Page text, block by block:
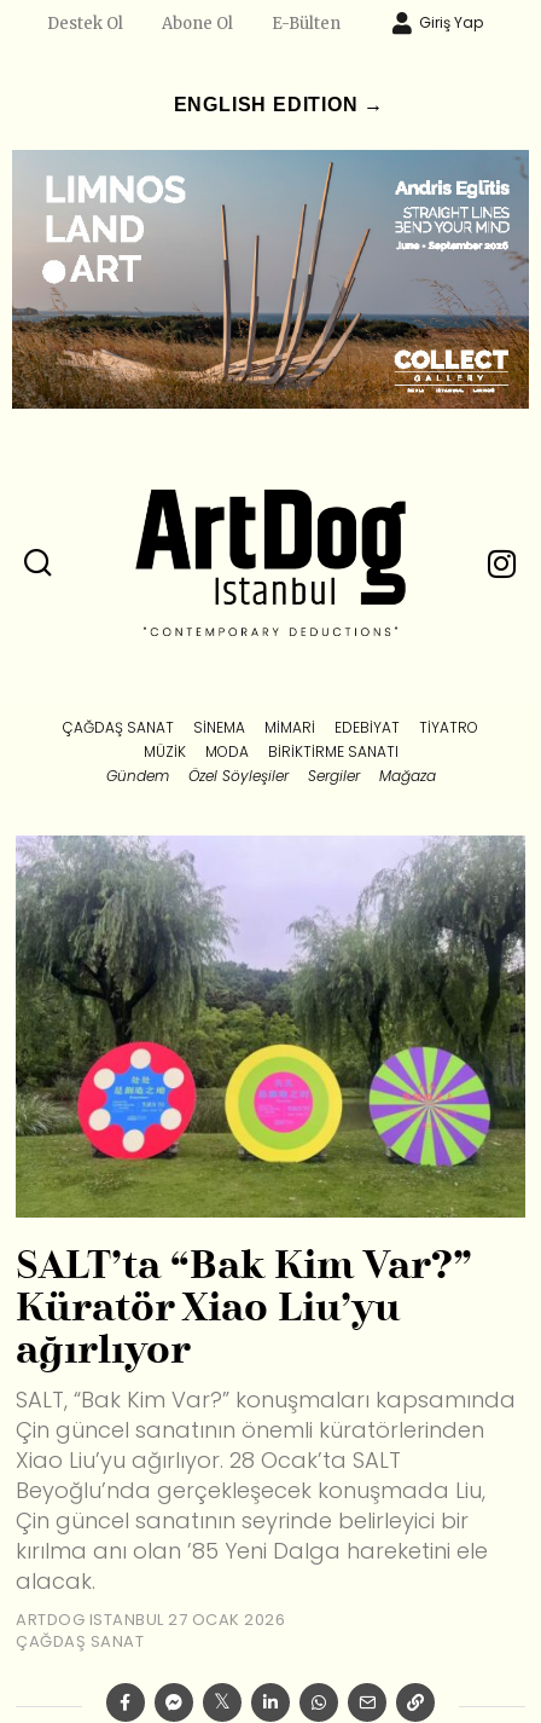
Destek Ol Abone Ol E-Bülten Giriş Yap
ENGLISH EDITION →
ÇAĞDAŞ SANAT SINEMA MIMARI EDEBIYAT
TIYATRO
MÜZIK
MODA
BIRIKTIRME SANATI
Gündem
Özel Söyleşiler Sergiler Mağaza
SALT’ta “Bak Kim Var?”
Küratör Xiao Liu’yu
ağırlıyor
SALT, “Bak Kim Var?” konuşmaları kapsamında
Çin güncel sanatının önemli küratörlerinden
Xiao Liu’yu ağırlıyor. 28 Ocak’ta SALT
Beyoğlu’nda gerçekleşecek konuşmada Liu,
Çin güncel sanatının seyrinde belirleyici bir
kırılma anı olan ’85 Yeni Dalga hareketini ele
alacak.
ARTDOG ISTANBUL 27 OCAK 2026
ÇAĞDAŞ SANAT